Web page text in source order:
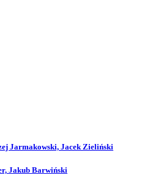
Jarmakowski, Jacek Zieliński
Jakub Barwiński